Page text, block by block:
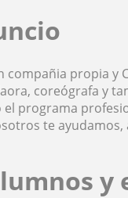
compañia propia
coreógrafa y
programa
te ayudamos,
y